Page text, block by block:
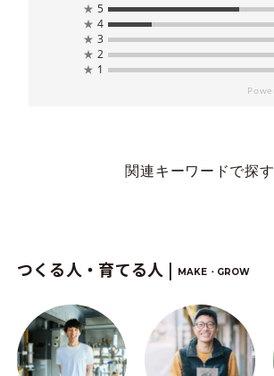
★ 5
★ 4
★ 3
★ 2
★ 1
関連キーワードで探す
つくる人・育てる人 | MAKE・GROW